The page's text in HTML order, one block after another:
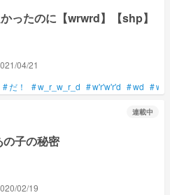
ったのに【wrwrd】【shp】
04/21
#だ！ #w_r_w_r_d #w'r'w'r'd #wd #
連載中
子の秘密
02/19